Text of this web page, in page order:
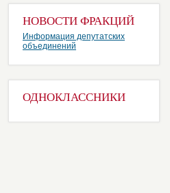
НОВОСТИ ФРАКЦИЙ
Информация депутатских
объединений
ОДНОКЛАССНИКИ